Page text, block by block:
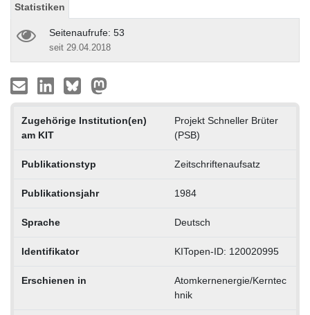
Statistiken
Seitenaufrufe: 53
seit 29.04.2018
Zugehörige Institution(en)
am KIT
Projekt Schneller Brüter
(PSB)
Publikationstyp Zeitschriftenaufsatz
Publikationsjahr 1984
Sprache Deutsch
Identifikator KITopen-ID: 120020995
Erschienen in
Atomkernenergie/Kerntec
hnik